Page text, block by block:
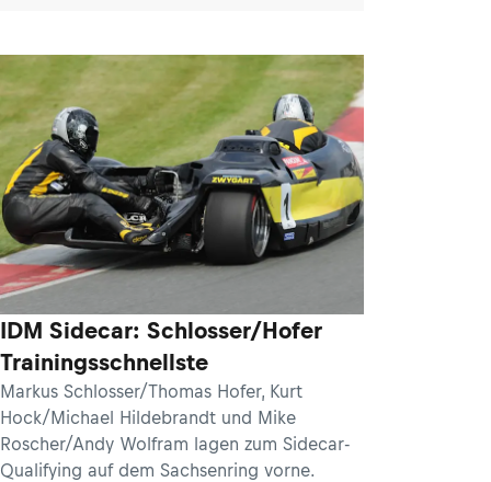
IDM Sidecar: Schlosser/Hofer
Trainingsschnellste
Markus Schlosser/Thomas Hofer, Kurt
Hock/Michael Hildebrandt und Mike
Roscher/Andy Wolfram lagen zum Sidecar-
Qualifying auf dem Sachsenring vorne.